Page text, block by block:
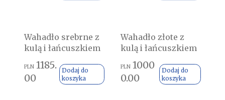
Wahadło srebrne z
kulą i łańcuszkiem
PLN 1185.
00
Dodaj do
koszyka
Wahadło złote z
kulą i łańcuszkiem
PLN 1000
0.00
Dodaj do
koszyka